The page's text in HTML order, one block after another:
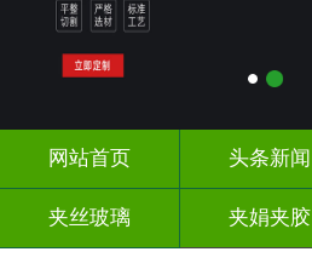
网站首页 头条新闻
夹丝玻璃 夹娟夹胶